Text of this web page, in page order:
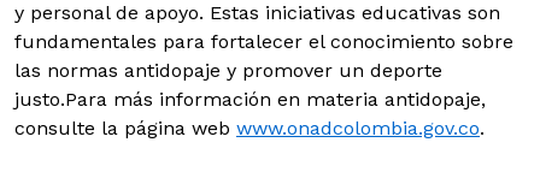
y personal de apoyo. Estas iniciativas educativas son
fundamentales para fortalecer el conocimiento sobre
las normas antidopaje y promover un deporte
justo.Para más información en materia antidopaje,
consulte la página web www.onadcolombia.gov.co.